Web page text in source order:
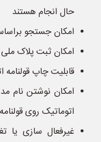
حال انجام هستند
امکان جستجو
امکان ثبت پلاک
قابلیت چاپ قولنامه
امکان نوشتن نام
اتوماتیک روی
غیرفعال سازی یا